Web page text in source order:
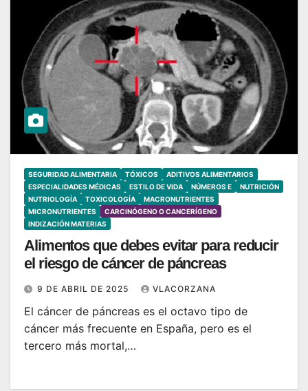
SEGURIDAD ALIMENTARIA TÓXICOS
ADITIVOS ALIMENTARIOS
ESPECIALIDADES MÉDICAS
ESTILO DE VIDA NÚMEROS E
NUTRICIÓN
NUTRIOLOGÍA
TOXICOLOGÍA
MACRONUTRIENTES
MICRONUTRIENTES
CARCINÓGENO O CANCERÍGENO
INDIZACIÓN MATERIAS
Alimentos que debes evitar para reducir
el riesgo de cáncer de páncreas
9 DE ABRIL DE 2025 VLACORZANA
El cáncer de páncreas es el octavo tipo de
cáncer más frecuente en España, pero es el
tercero más mortal,…